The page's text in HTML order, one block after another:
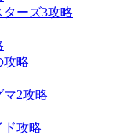
ターズ3攻略
攻略
マ2攻略
ド攻略